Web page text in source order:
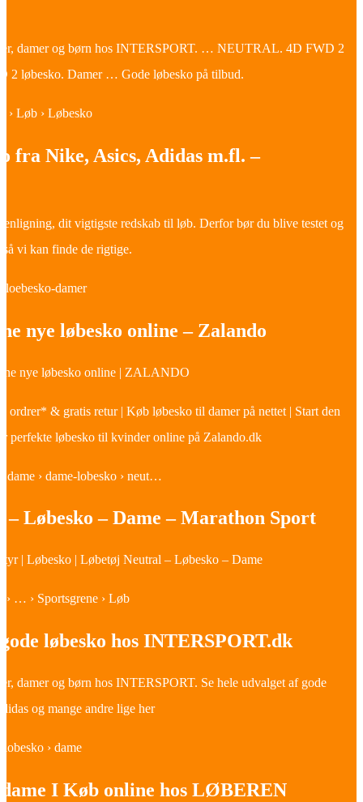
damer og børn hos INTERSPORT. … NEUTRAL. 4D FWD 2
2 løbesko. Damer … Gode løbesko på tilbud.
› Løb › Løbesko
fra Nike, Asics, Adidas m.fl. –
dit vigtigste redskab til løb. Derfor bør du blive testet og
vi kan finde de rigtige.
loebesko-damer
nye løbesko online – Zalando
nye løbesko online | ZALANDO
ordrer* & gratis retur | Køb løbesko til damer på nettet | Start den
perfekte løbesko til kvinder online på Zalando.dk
dame › dame-lobesko › neut…
Løbesko – Dame – Marathon Sport
| Løbesko | Løbetøj Neutral – Løbesko – Dame
… › Sportsgrene › Løb
løbesko hos INTERSPORT.dk
damer og børn hos INTERSPORT. Se hele udvalget af gode
og mange andre lige her
› dame
I Køb online hos LØBEREN